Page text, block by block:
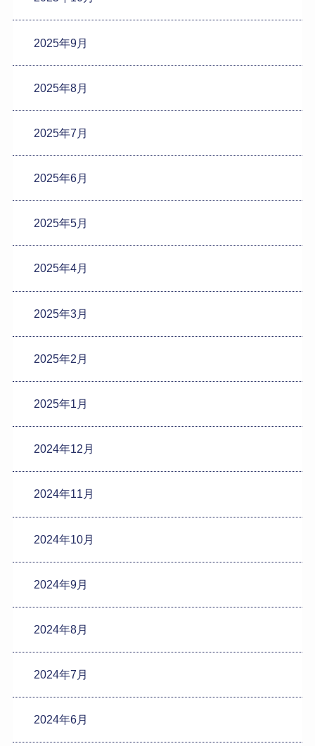
2025年9月
2025年8月
2025年7月
2025年6月
2025年5月
2025年4月
2025年3月
2025年2月
2025年1月
2024年12月
2024年11月
2024年10月
2024年9月
2024年8月
2024年7月
2024年6月